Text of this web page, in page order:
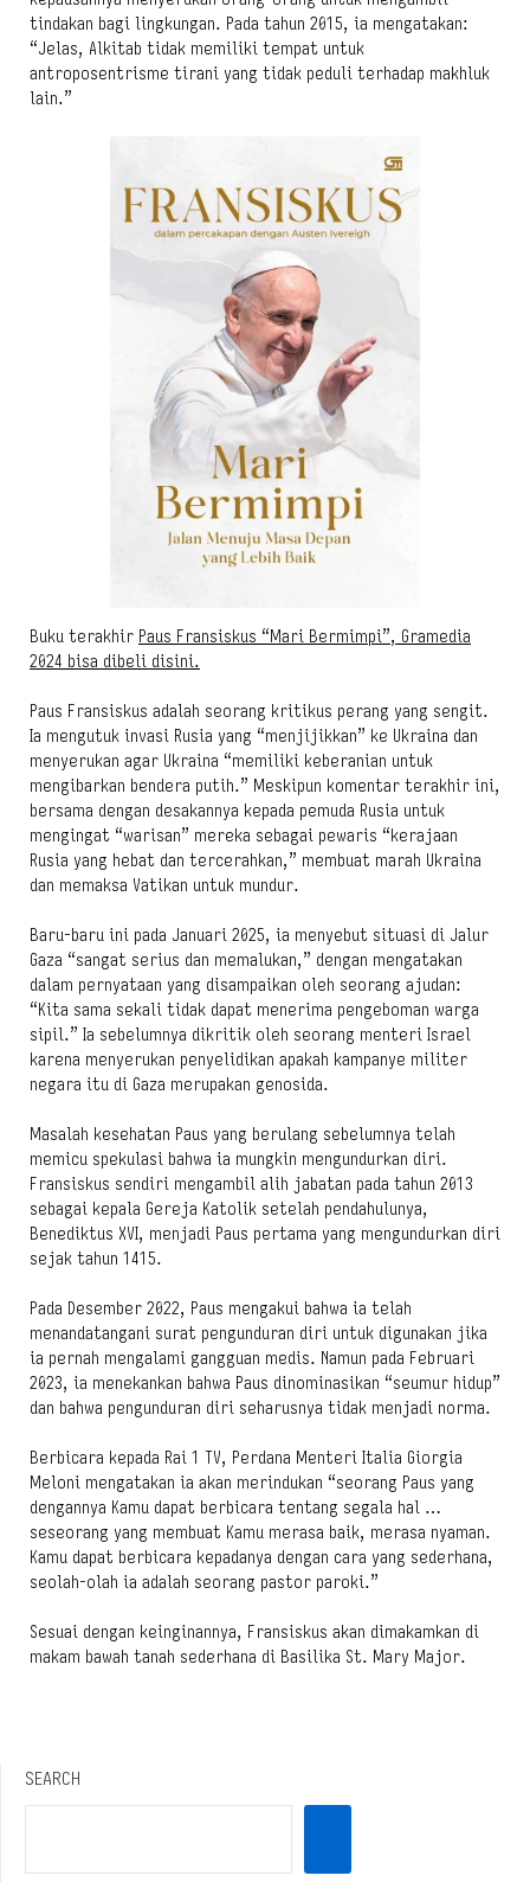
tindakan bagi lingkungan. Pada tahun 2015, ia mengatakan:
“Jelas, Alkitab tidak memiliki tempat untuk
antroposentrisme tirani yang tidak peduli terhadap makhluk
lain.”
Buku terakhir Paus Fransiskus “Mari Bermimpi”, Gramedia
2024 bisa dibeli disini.
Paus Fransiskus adalah seorang kritikus perang yang sengit.
Ia mengutuk invasi Rusia yang “menjijikkan” ke Ukraina dan
menyerukan agar Ukraina “memiliki keberanian untuk
mengibarkan bendera putih.” Meskipun komentar terakhir ini,
bersama dengan desakannya kepada pemuda Rusia untuk
mengingat “warisan” mereka sebagai pewaris “kerajaan
Rusia yang hebat dan tercerahkan,” membuat marah Ukraina
dan memaksa Vatikan untuk mundur.
Baru-baru ini pada Januari 2025, ia menyebut situasi di Jalur
Gaza “sangat serius dan memalukan,” dengan mengatakan
dalam pernyataan yang disampaikan oleh seorang ajudan:
“Kita sama sekali tidak dapat menerima pengeboman warga
sipil.” Ia sebelumnya dikritik oleh seorang menteri Israel
karena menyerukan penyelidikan apakah kampanye militer
negara itu di Gaza merupakan genosida.
Masalah kesehatan Paus yang berulang sebelumnya telah
memicu spekulasi bahwa ia mungkin mengundurkan diri.
Fransiskus sendiri mengambil alih jabatan pada tahun 2013
sebagai kepala Gereja Katolik setelah pendahulunya,
Benediktus XVI, menjadi Paus pertama yang mengundurkan diri
sejak tahun 1415.
Pada Desember 2022, Paus mengakui bahwa ia telah
menandatangani surat pengunduran diri untuk digunakan jika
ia pernah mengalami gangguan medis. Namun pada Februari
2023, ia menekankan bahwa Paus dinominasikan “seumur hidup”
dan bahwa pengunduran diri seharusnya tidak menjadi norma.
Berbicara kepada Rai 1 TV, Perdana Menteri Italia Giorgia
Meloni mengatakan ia akan merindukan “seorang Paus yang
dengannya Kamu dapat berbicara tentang segala hal …
seseorang yang membuat Kamu merasa baik, merasa nyaman.
Kamu dapat berbicara kepadanya dengan cara yang sederhana,
seolah-olah ia adalah seorang pastor paroki.”
Sesuai dengan keinginannya, Fransiskus akan dimakamkan di
makam bawah tanah sederhana di Basilika St. Mary Major.
SEARCH